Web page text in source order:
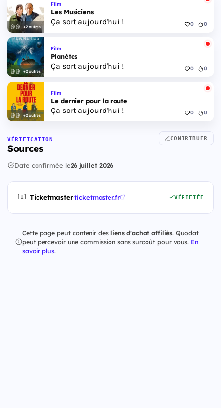
+2 autres
Film
Les Musiciens
Ça sort aujourd'hui ! 0 0
+2 autres
Film
Planètes
Ça sort aujourd'hui ! 0 0
+2 autres
Film
Le dernier pour la route
Ça sort aujourd'hui ! 0 0
VÉRIFICATION
Sources
CONTRIBUER
Date confirmée le26 juillet 2026
[1] Ticketmaster·ticketmaster.fr VÉRIFIÉE
Cette page peut contenir des liens d'achat affiliés. Quodat
peut percevoir une commission sans surcoût pour vous. En
savoir plus.